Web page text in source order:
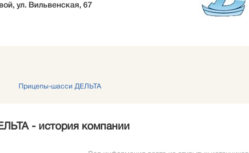
ул. Вильвенская, 67
Прицепы-шасси ДЕЛЬТА
- история компании